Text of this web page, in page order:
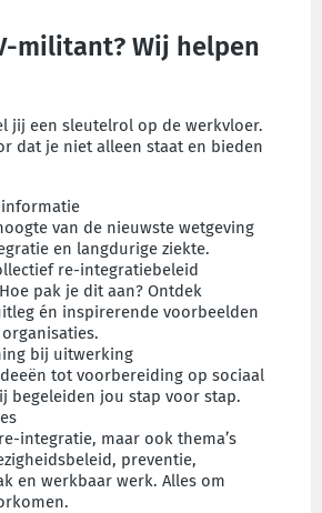
militant? Wij helpen
jij een sleutelrol op de werkvloer.
dat je niet alleen staat en bieden
van de nieuwste wetgeving
en langdurige ziekte.
re-integratiebeleid
pak je dit aan? Ontdek
én inspirerende voorbeelden
bij uitwerking
tot voorbereiding op sociaal
begeleiden jou stap voor stap.
integratie, maar ook thema’s
preventie,
en werkbaar werk. Alles om